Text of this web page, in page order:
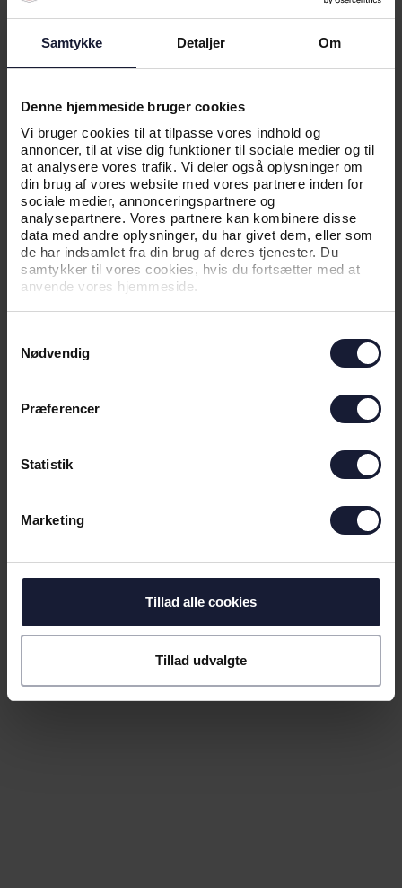
Samtykke Detaljer Om
Denne hjemmeside bruger cookies
Vi bruger cookies til at tilpasse vores indhold og
annoncer, til at vise dig funktioner til sociale medier og til
at analysere vores trafik. Vi deler også oplysninger om
din brug af vores website med vores partnere inden for
sociale medier, annonceringspartnere og
analysepartnere. Vores partnere kan kombinere disse
data med andre oplysninger, du har givet dem, eller som
de har indsamlet fra din brug af deres tjenester. Du
samtykker til vores cookies, hvis du fortsætter med at
anvende vores hjemmeside.
Nødvendig
Præferencer
Statistik
Marketing
Tillad alle cookies
Tillad udvalgte
STARTBLOKKEN STARTEDE NYT ÅR